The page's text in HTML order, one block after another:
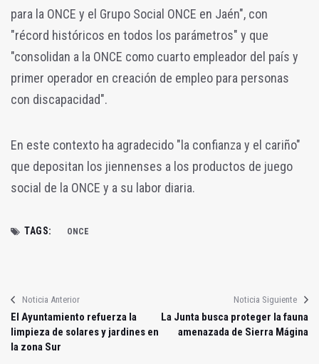
para la ONCE y el Grupo Social ONCE en Jaén", con
"récord históricos en todos los parámetros" y que
"consolidan a la ONCE como cuarto empleador del país y
primer operador en creación de empleo para personas
con discapacidad".
En este contexto ha agradecido "la confianza y el cariño"
que depositan los jiennenses a los productos de juego
social de la ONCE y a su labor diaria.
TAGS: ONCE
Noticia Anterior
El Ayuntamiento refuerza la
limpieza de solares y jardines en
la zona Sur
Noticia Siguiente
La Junta busca proteger la fauna
amenazada de Sierra Mágina